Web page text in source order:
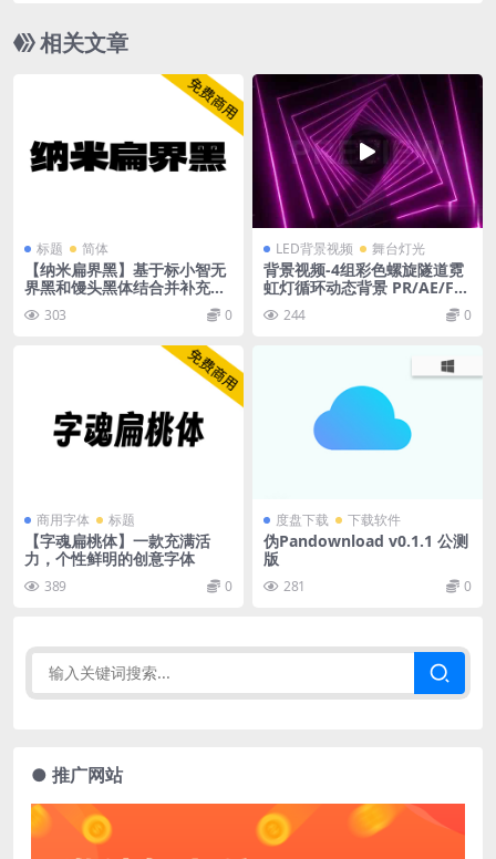
相关文章
标题 简体
【纳米扁界黑】基于标小智无
界黑和馒头黑体结合并补充的
字体303 0
LED背景视频 舞台灯光
背景视频-4组彩色螺旋隧道霓
虹灯循环动态背景 PR/AE/FC
PX视频素材
244 0
商用字体 标题
【字魂扁桃体】一款充满活
力，个性鲜明的创意字体
389 0
度盘下载 下载软件
伪Pandownload v0.1.1 公测
版
281 0
● 推广网站